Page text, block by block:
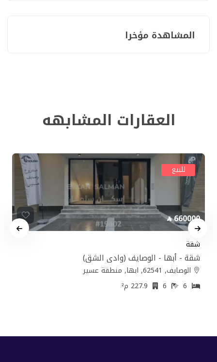
المشاهدة مؤخرا
العقارات المشابهه
للبيع
660000
شقة
شقة - أبها - الوصايف (وادي الشق)
الوصايف, 62541, ابها, منطقة عسير